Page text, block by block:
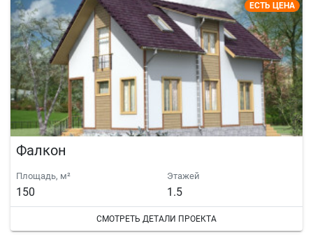
ЕСТЬ ЦЕНА
Фалкон
Площадь, м²
150
Этажей
1.5
СМОТРЕТЬ ДЕТАЛИ ПРОЕКТА